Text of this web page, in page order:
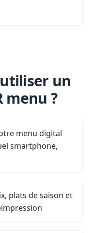
un
menu ?
menu digital
smartphone,
plats de saison et